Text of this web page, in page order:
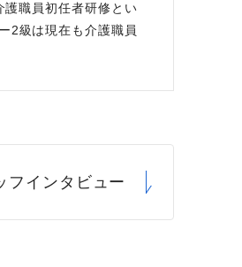
職員初任者研修とい
2級は現在も介護職員
フ インタビュー